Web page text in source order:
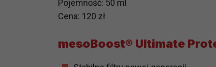
Pojemność: 50 ml
Cena: 120 zł
mesoBoost® Ultimate
Przetwarzanie Twoich danych w